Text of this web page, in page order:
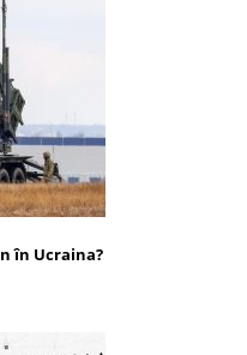
în Ucraina?